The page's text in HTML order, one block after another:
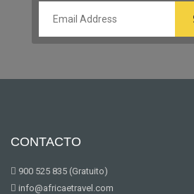
CONTACTO
900 525 835 (Gratuito)
info@africaetravel.com